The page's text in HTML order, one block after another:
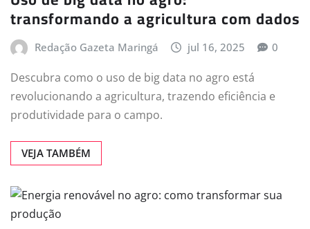
transformando a agricultura com dados
Redação Gazeta Maringá jul 16, 2025 0
Descubra como o uso de big data no agro está
revolucionando a agricultura, trazendo eficiência e
produtividade para o campo.
VEJA TAMBÉM